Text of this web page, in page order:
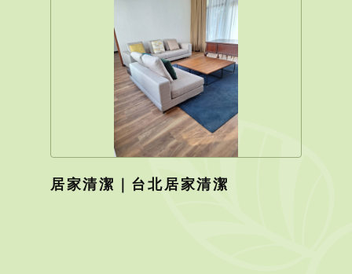
居家清潔｜台北居家清潔